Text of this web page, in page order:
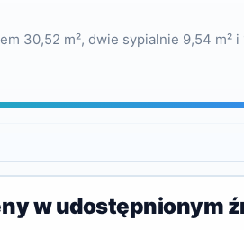
30,52 m², dwie sypialnie 9,54 m² i
w udostępnionym